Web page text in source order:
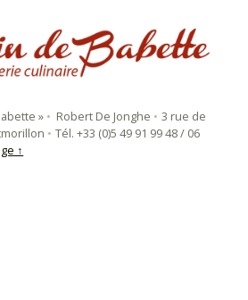
babette
» • Robert De Jonghe • 3 rue de
• Tél. +33 (0)5 49 91 99 48 / 06
↑